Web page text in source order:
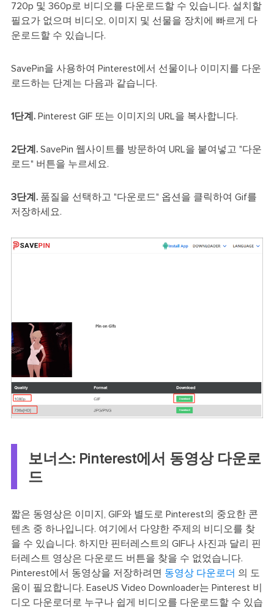
720p 및 360p로 비디오를 다운로드할 수 있습니다. 설치할
필요가 없으며 비디오, 이미지 및 선물을 장치에 빠르게 다
운로드할 수 있습니다.
SavePin을 사용하여 Pinterest에서 선물이나 이미지를 다운
로드하는 단계는 다음과 같습니다.
1단계.Pinterest GIF 또는 이미지의 URL을 복사합니다.
2단계.SavePin 웹사이트를 방문하여 URL을 붙여넣고 "다운
로드" 버튼을 누르세요.
3단계.품질을 선택하고 "다운로드" 옵션을 클릭하여 Gif를
저장하세요.
보너스: Pinterest에서 동영상 다운로
드
짧은 동영상은 이미지, GIF와 별도로 Pinterest의 중요한 콘
텐츠 중 하나입니다. 여기에서 다양한 주제의 비디오를 찾
을 수 있습니다. 하지만 핀터레스트의 GIF나 사진과 달리 핀
터레스트 영상은 다운로드 버튼을 찾을 수 없었습니다.
Pinterest에서 동영상을 저장하려면 동영상 다운로더 의 도
움이 필요합니다. EaseUS Video Downloader는 Pinterest 비
디오 다운로더로 누구나 쉽게 비디오를 다운로드할 수 있습